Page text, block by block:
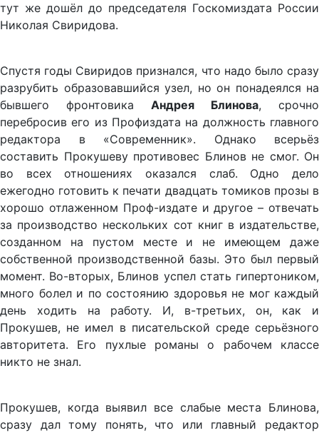
тут же дошёл до председателя Госкомиздата России
Николая Свиридова.
Спустя годы Свиридов признался, что надо было сразу
разрубить образовавшийся узел, но он понадеялся на
бывшего фронтовика Андрея Блинова, срочно
перебросив его из Профиздата на должность главного
редактора в «Современник». Однако всерьёз
составить Прокушеву противовес Блинов не смог. Он
во всех отношениях оказался слаб. Одно дело
ежегодно готовить к печати двадцать томиков прозы в
хорошо отлаженном Проф-издате и другое – отвечать
за производство нескольких сот книг в издательстве,
созданном на пустом месте и не имеющем даже
собственной производственной базы. Это был первый
момент. Во-вторых, Блинов успел стать гипертоником,
много болел и по состоянию здоровья не мог каждый
день ходить на работу. И, в-третьих, он, как и
Прокушев, не имел в писательской среде серьёзного
авторитета. Его пухлые романы о рабочем классе
никто не знал.
Прокушев, когда выявил все слабые места Блинова,
сразу дал тому понять, что или главный редактор